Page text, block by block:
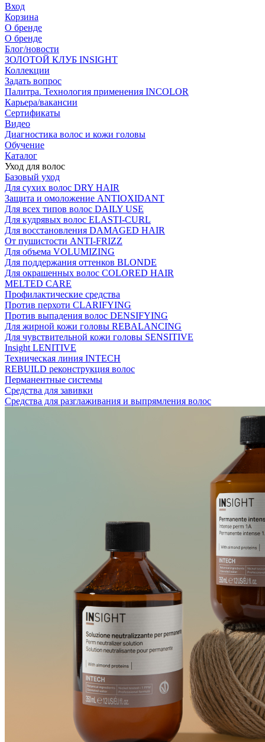
Вход
Корзина
О бренде
О бренде
Блог/новости
ЗОЛОТОЙ КЛУБ INSIGHT
Коллекции
Задать вопрос
Палитра. Технология применения INCOLOR
Карьера/вакансии
Сертификаты
Видео
Диагностика волос и кожи головы
Обучение
Каталог
Уход для волос
Базовый уход
Для сухих волос DRY HAIR
Защита и омоложение ANTIOXIDANT
Для всех типов волос DAILY USE
Для кудрявых волос ELASTI-CURL
Для восстановления DAMAGED HAIR
От пушистости ANTI-FRIZZ
Для объема VOLUMIZING
Для поддержания оттенков BLONDE
Для окрашенных волос COLORED HAIR
MELTED CARE
Профилактические средства
Против перхоти CLARIFYING
Против выпадения волос DENSIFYING
Для жирной кожи головы REBALANCING
Для чувствительной кожи головы SENSITIVE
Insight LENITIVE
Техническая линия INTECH
REBUILD реконструкция волос
Перманентные системы
Средства для завивки
Средства для разглаживания и выпрямления волос